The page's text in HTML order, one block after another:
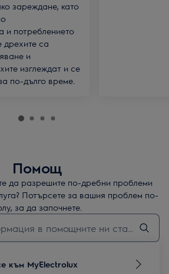
зареждане, като
и потреблението
дрехите са
и
изглеждат и се
по-дълго време.
Помощ
да разрешите по-дребни проблеми
Потърсете за вашия проблем по-
за да започнете.
статии за поддръжка
към MyElectrolux